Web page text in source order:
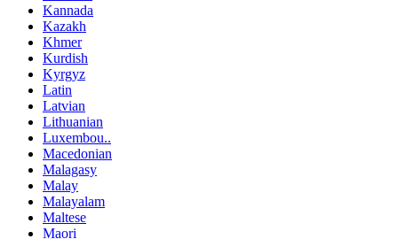
Kannada
Kazakh
Khmer
Kurdish
Kyrgyz
Latin
Latvian
Lithuanian
Luxembou..
Macedonian
Malagasy
Malay
Malayalam
Maltese
Maori